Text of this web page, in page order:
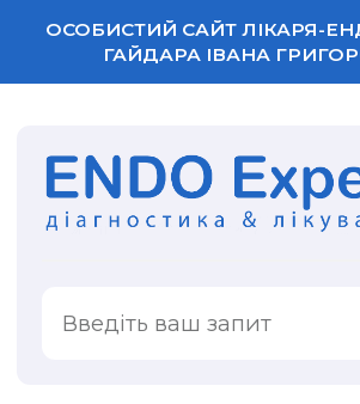
ОСОБИСТИЙ САЙТ ЛІКАРЯ-
ГАЙДАРА ІВАНА